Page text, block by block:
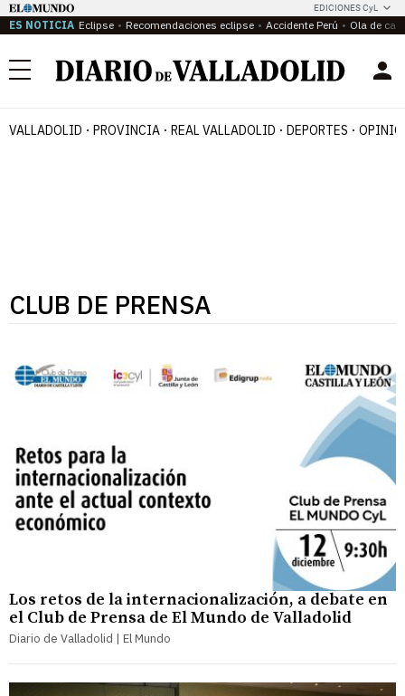
EDICIONES CyL
ES NOTICIA Eclipse Recomendaciones eclipse Accidente Perú Ola de
Menú
VALLADOLID PROVINCIA REAL VALLADOLID DEPORTES
CLUB DE PRENSA
Los retos de la internacionalización, a debate en
el Club de Prensa de El Mundo de Valladolid
Diario de Valladolid | El Mundo